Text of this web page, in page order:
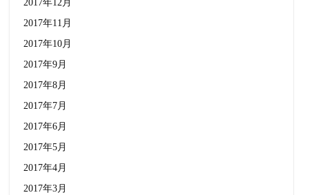
2017年12月
2017年11月
2017年10月
2017年9月
2017年8月
2017年7月
2017年6月
2017年5月
2017年4月
2017年3月